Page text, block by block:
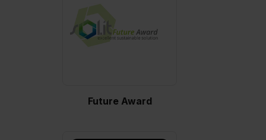
Future Award